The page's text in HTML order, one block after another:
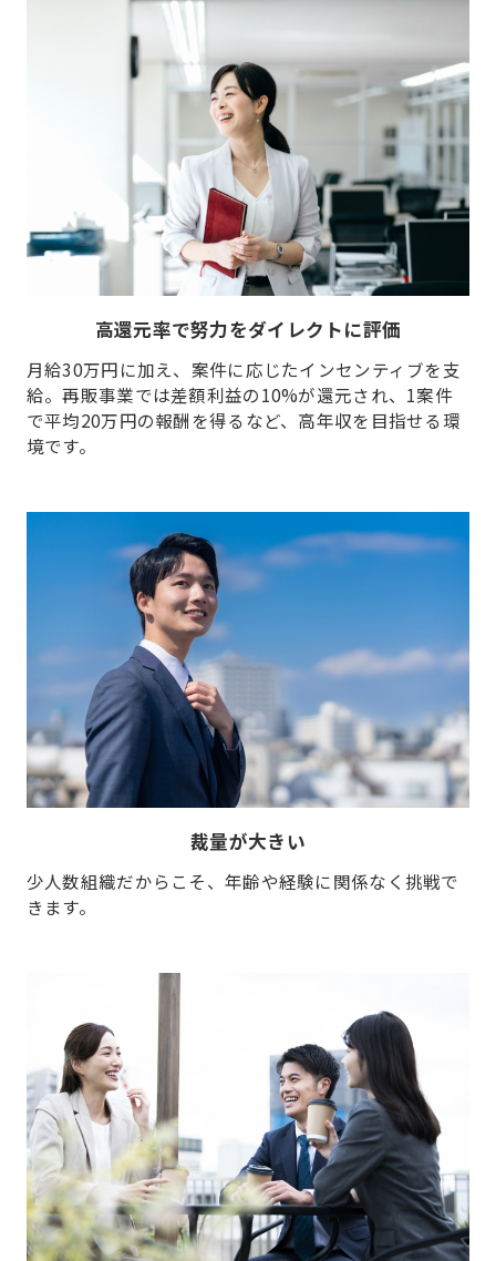
高還元率で努力をダイレクトに評価
月給30万円に加え、案件に応じたインセンティブを支
給。再販事業では差額利益の10%が還元され、1案件
で平均20万円の報酬を得るなど、高年収を目指せる環
境です。
裁量が大きい
少人数組織だからこそ、年齢や経験に関係なく挑戦で
きます。